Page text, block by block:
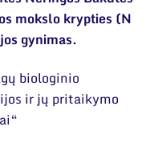
mokslo krypties (N
gynimas.
biologinio
ir jų pritaikymo